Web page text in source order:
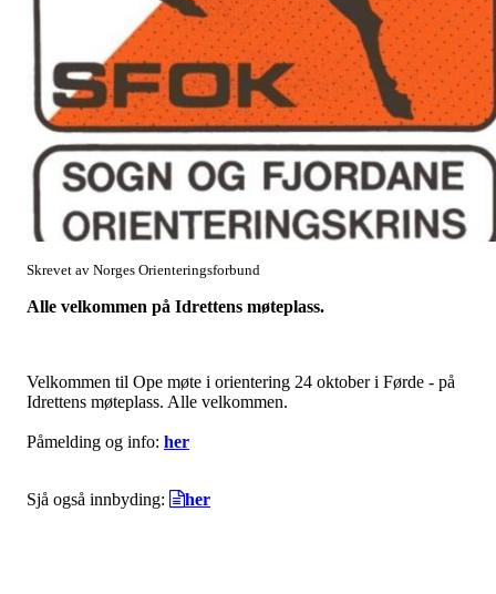
Skrevet av Norges Orienteringsforbund
Alle velkommen på Idrettens møteplass.
Velkommen til Ope møte i orientering 24 oktober i Førde - på
Idrettens møteplass. Alle velkommen.
Påmelding og info: her
Sjå også innbyding: her